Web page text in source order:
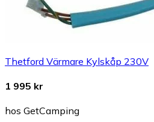
Thetford Värmare Kylskåp 230V
1 995 kr
hos GetCamping